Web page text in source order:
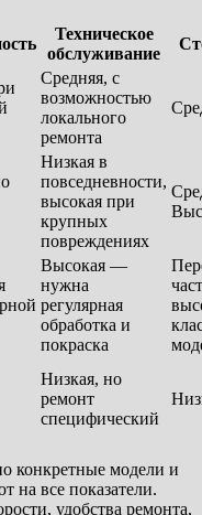
Техническое
обслуживание
Средняя, с
возможностью
локального
ремонта
Низкая в
повседневности,
высокая при
крупных
повреждениях
Высокая —
нужна
регулярная
обработка и
покраска
Низкая, но
ремонт
специфический
конкретные модели и
на все показатели.
удобства ремонта,